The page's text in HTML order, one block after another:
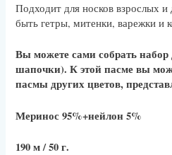
Подходит для носков взрослых и
быть гетры, митенки, варежки и
Вы можете сами собрать
шапочки). К этой пасме вы
пасмы других цветов,
Меринос 95%+нейлон 5%
190 м / 50 г.